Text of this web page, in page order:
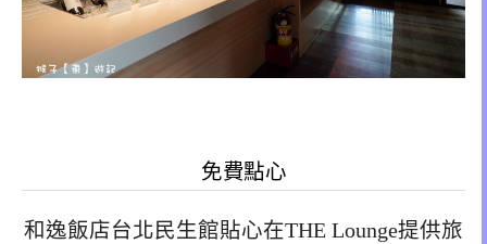
免費點心
和逸飯店台北民生館貼心在THE Lounge提供旅